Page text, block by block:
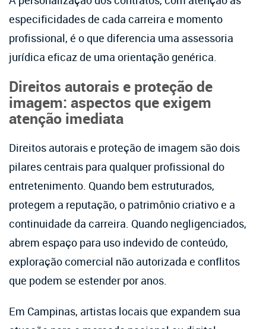
especificidades de cada carreira e momento
profissional, é o que diferencia uma assessoria
jurídica eficaz de uma orientação genérica.
Direitos autorais e proteção de
imagem: aspectos que exigem
atenção imediata
Direitos autorais e proteção de imagem são dois
pilares centrais para qualquer profissional do
entretenimento. Quando bem estruturados,
protegem a reputação, o patrimônio criativo e a
continuidade da carreira. Quando negligenciados,
abrem espaço para uso indevido de conteúdo,
exploração comercial não autorizada e conflitos
que podem se estender por anos.
Em Campinas, artistas locais que expandem sua